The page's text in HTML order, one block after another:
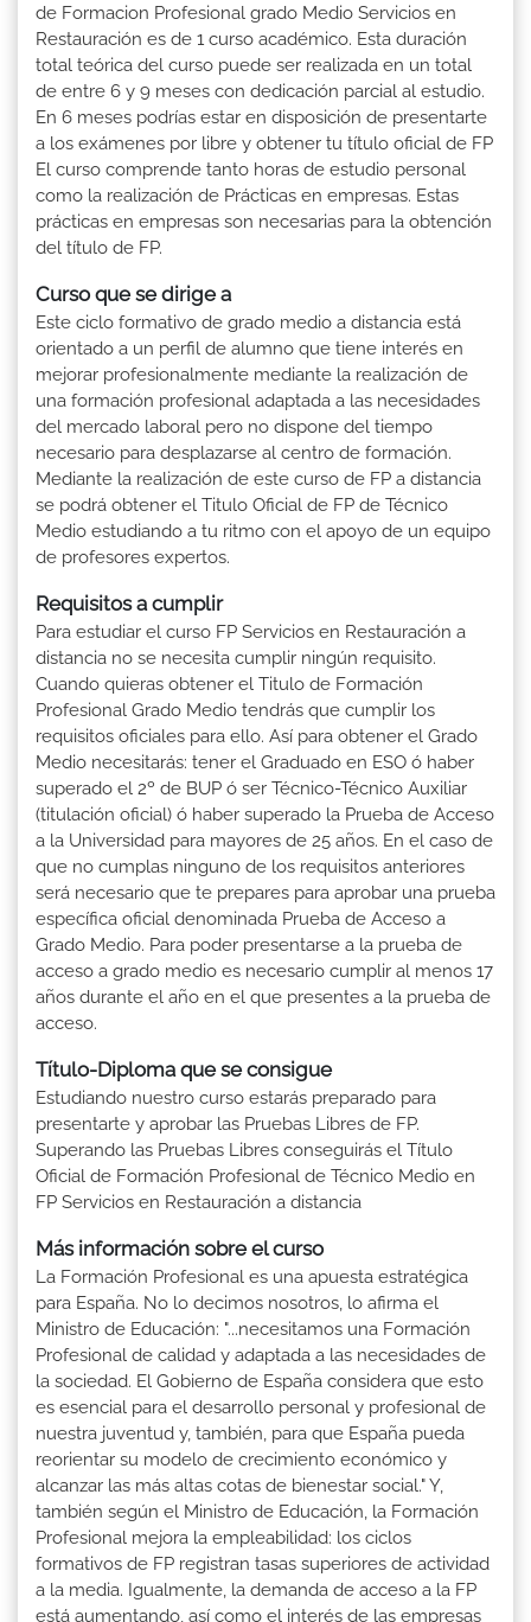
de Formacion Profesional grado Medio Servicios en
Restauración es de 1 curso académico. Esta duración
total teórica del curso puede ser realizada en un total
de entre 6 y 9 meses con dedicación parcial al estudio.
En 6 meses podrías estar en disposición de presentarte
a los exámenes por libre y obtener tu título oficial de FP
El curso comprende tanto horas de estudio personal
como la realización de Prácticas en empresas. Estas
prácticas en empresas son necesarias para la obtención
del título de FP.
Curso que se dirige a
Este ciclo formativo de grado medio a distancia está
orientado a un perfil de alumno que tiene interés en
mejorar profesionalmente mediante la realización de
una formación profesional adaptada a las necesidades
del mercado laboral pero no dispone del tiempo
necesario para desplazarse al centro de formación.
Mediante la realización de este curso de FP a distancia
se podrá obtener el Titulo Oficial de FP de Técnico
Medio estudiando a tu ritmo con el apoyo de un equipo
de profesores expertos.
Requisitos a cumplir
Para estudiar el curso FP Servicios en Restauración a
distancia no se necesita cumplir ningún requisito.
Cuando quieras obtener el Titulo de Formación
Profesional Grado Medio tendrás que cumplir los
requisitos oficiales para ello. Así para obtener el Grado
Medio necesitarás: tener el Graduado en ESO ó haber
superado el 2º de BUP ó ser Técnico-Técnico Auxiliar
(titulación oficial) ó haber superado la Prueba de Acceso
a la Universidad para mayores de 25 años. En el caso de
que no cumplas ninguno de los requisitos anteriores
será necesario que te prepares para aprobar una prueba
específica oficial denominada Prueba de Acceso a
Grado Medio. Para poder presentarse a la prueba de
acceso a grado medio es necesario cumplir al menos 17
años durante el año en el que presentes a la prueba de
acceso.
Título-Diploma que se consigue
Estudiando nuestro curso estarás preparado para
presentarte y aprobar las Pruebas Libres de FP.
Superando las Pruebas Libres conseguirás el Título
Oficial de Formación Profesional de Técnico Medio en
FP Servicios en Restauración a distancia
Más información sobre el curso
La Formación Profesional es una apuesta estratégica
para España. No lo decimos nosotros, lo afirma el
Ministro de Educación: "...necesitamos una Formación
Profesional de calidad y adaptada a las necesidades de
la sociedad. El Gobierno de España considera que esto
es esencial para el desarrollo personal y profesional de
nuestra juventud y, también, para que España pueda
reorientar su modelo de crecimiento económico y
alcanzar las más altas cotas de bienestar social." Y,
también según el Ministro de Educación, la Formación
Profesional mejora la empleabilidad: los ciclos
formativos de FP registran tasas superiores de actividad
a la media. Igualmente, la demanda de acceso a la FP
está aumentando, así como el interés de las empresas